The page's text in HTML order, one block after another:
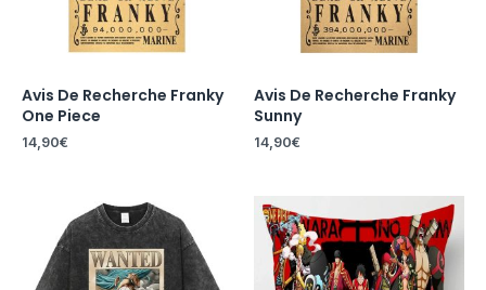
Avis De Recherche Franky
One Piece
14,90€
Avis De Recherche Franky
Sunny
14,90€